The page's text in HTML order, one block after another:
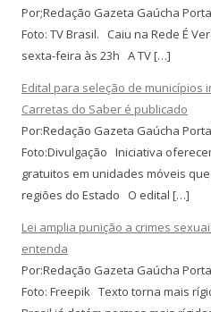
Por;Redação Gazeta Gaúcha
Foto: TV Brasil. Caiu na Rede É
sexta-feira às 23h A TV […]
Edital para seleção de municípios
Carretas do Saber é publicado
Por:Redação Gazeta Gaúcha
Foto:Divulgação Iniciativa
gratuitos em unidades móveis
regiões do Estado O edital […]
Lei amplia punição a crimes
entenda
Por:Redação Gazeta Gaúcha
Foto: Freepik Texto torna mais